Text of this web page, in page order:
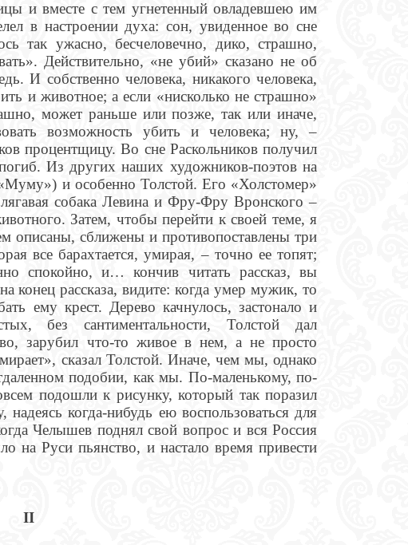
и вместе с тем угнетенный овладевшею им
в настроении духа: сон, увиденное во сне
так ужасно, бесчеловечно, дико, страшно,
Действительно, «не убий» сказано не об
И собственно человека, никакого человека,
и животное; а если «нисколько не страшно»
может раньше или позже, так или иначе,
возможность убить и человека; ну, –
процентщицу. Во сне Раскольников получил
Из других наших художников-поэтов на
и особенно Толстой. Его «Холстомер»
собака Левина и Фру-Фру Вронского –
Затем, чтобы перейти к своей теме, я
описаны, сближены и противопоставлены три
все барахтается, умирая, – точно ее топят;
спокойно, и… кончив читать рассказ, вы
конец рассказа, видите: когда умер мужик, то
ему крест. Дерево качнулось, застонало и
без сантиментальности, Толстой дал
зарубил что-то живое в нем, а не просто
сказал Толстой. Иначе, чем мы, однако
подобии, как мы. По-маленькому, по-
подошли к рисунку, который так поразил
когда-нибудь ею воспользоваться для
Челышев поднял свой вопрос и вся Россия
на Руси пьянство, и настало время привести
II